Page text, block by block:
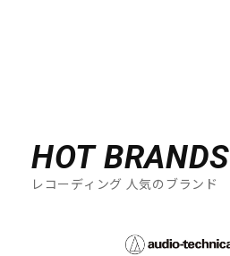
HOT BRANDS
レコーディング 人気のブランド